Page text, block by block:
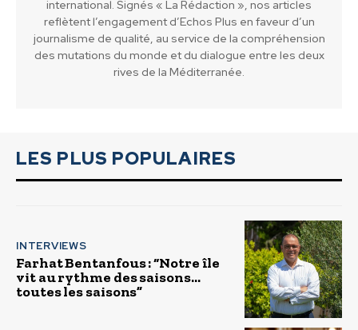
international. Signés « La Rédaction », nos articles
reflètent l’engagement d’Echos Plus en faveur d’un
journalisme de qualité, au service de la compréhension
des mutations du monde et du dialogue entre les deux
rives de la Méditerranée.
LES PLUS POPULAIRES
INTERVIEWS
Farhat Bentanfous : “Notre île
vit au rythme des saisons…
toutes les saisons”